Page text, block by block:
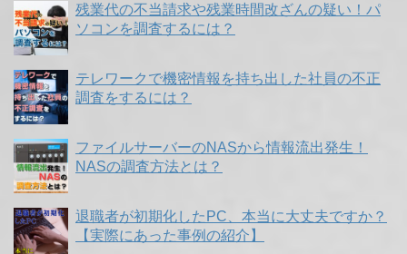
残業代の不当請求や残業時間改ざんの疑い！パ
ソコンを調査するには？
テレワークで機密情報を持ち出した社員の不正
調査をするには？
ファイルサーバーのNASから情報流出発生！
NASの調査方法とは？
退職者が初期化したPC、本当に大丈夫ですか？
【実際にあった事例の紹介】